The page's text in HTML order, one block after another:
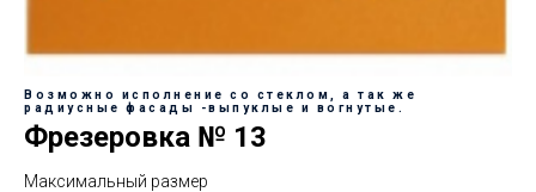
Возможно исполнение со стеклом, а так же
радиусные фасады -выпуклые и вогнутые.
Фрезеровка № 13
Максимальный размер